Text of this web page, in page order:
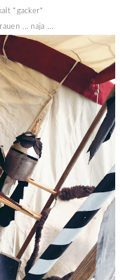
*gacker*
... naja ...